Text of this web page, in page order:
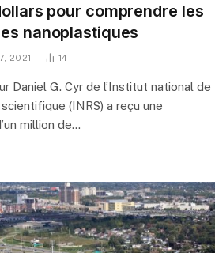
pour comprendre les
nanoplastiques
2021 14
Daniel G. Cyr de l’Institut national de
(INRS) a reçu une
million de…